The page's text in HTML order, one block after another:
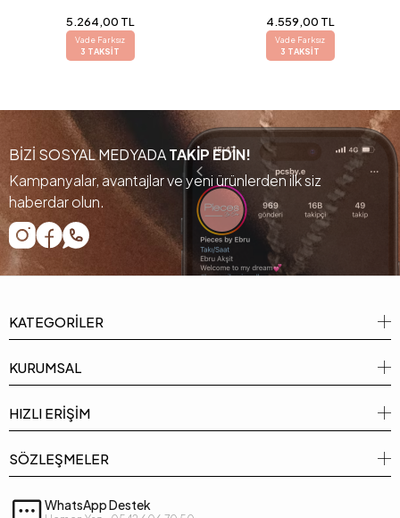
5.264,00 TL
Vade Farksız
3 TAKSİT
4.559,00 TL
Vade Farksız
3 TAKSİT
BİZİ SOSYAL MEDYADATAKİP EDİN!
Kampanyalar, avantajlar ve yeni ürünlerden ilk siz
haberdar olun.
KATEGORİLER
KURUMSAL
HIZLI ERİŞİM
SÖZLEŞMELER
WhatsApp Destek